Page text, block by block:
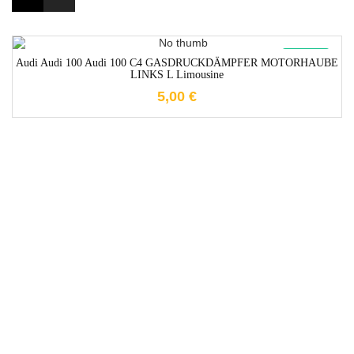
New
Audi Audi 100 Audi 100 C4 GASDRUCKDÄMPFER MOTORHAUBE
LINKS L Limousine
5,00 €
1-3 Werktage